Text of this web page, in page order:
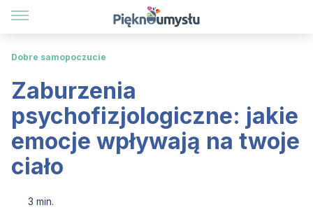
Dobre samopoczucie
Zaburzenia
psychofizjologiczne: jakie
emocje wpływają na twoje
ciało
3 min.